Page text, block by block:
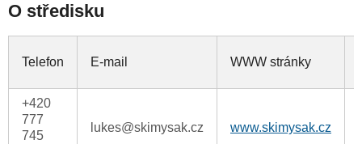
O středisku
Telefon E-mail WWW stránky
+420
777
745
lukes@skimysak.cz www.skimysak.cz